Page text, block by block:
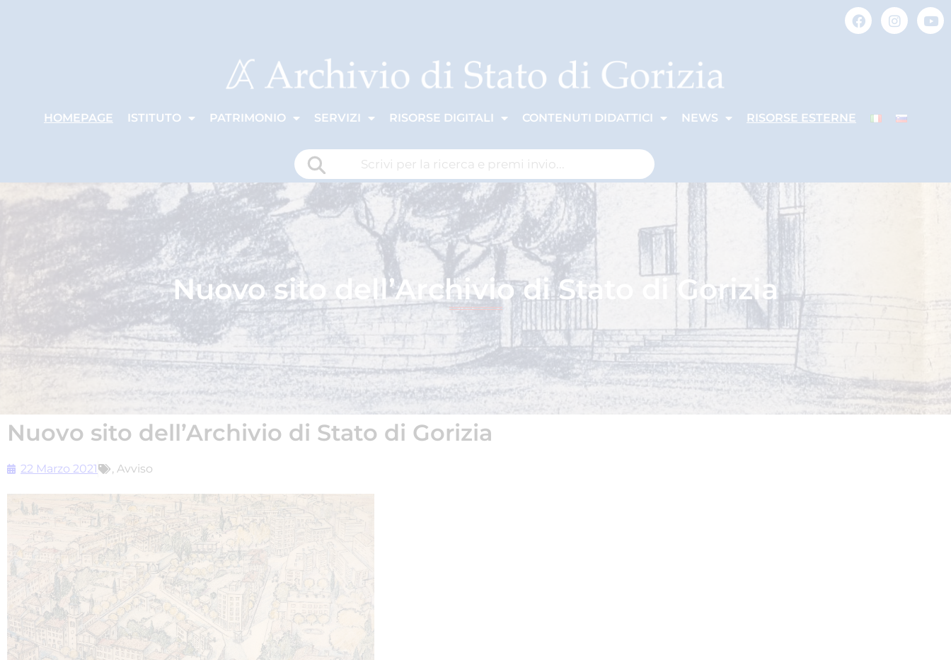
HOMEPAGE ISTITUTO PATRIMONIO SERVIZI RISORSE DIGITALI CONTENUTI DIDATTICI NEWS RISORSE ESTERNE
Nuovo sito dell’Archivio di Stato di Gorizia
Nuovo sito dell’Archivio di Stato di Gorizia
22 Marzo 2021 , Avviso